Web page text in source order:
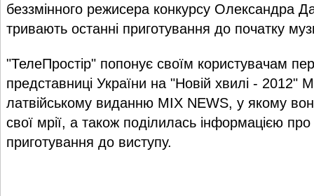
беззмінного режисера конкурсу Олександра
тривають останні приготування до початку
"ТелеПростір" попонує своїм користувачам
представниці України на "Новій хвилі - 2012"
латвійському виданню MIX NEWS, у якому
свої мрії, а також поділилась інформацією
приготування до виступу.